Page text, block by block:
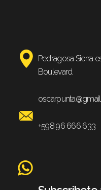
Pedragosa Sierra
Boulevard.
+598 96 666 633